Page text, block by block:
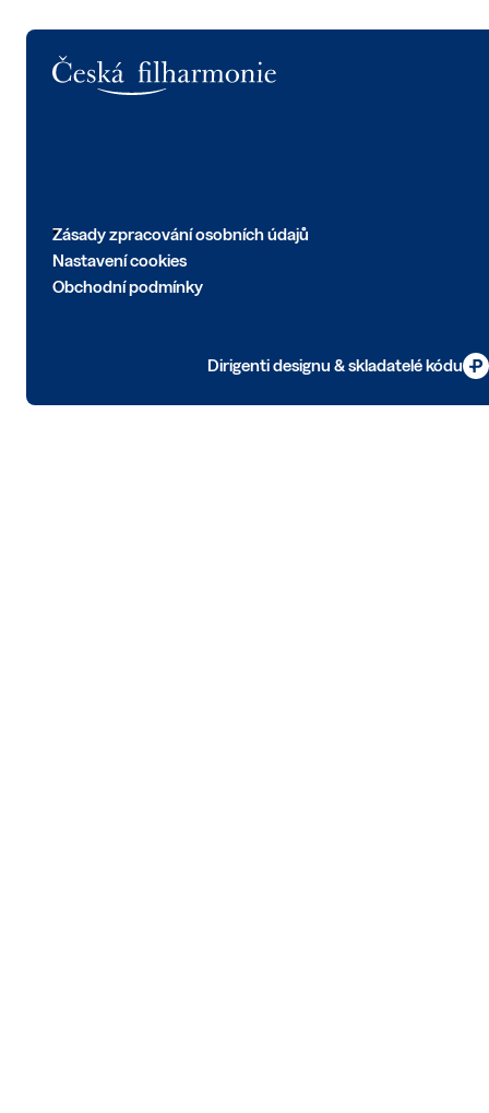
Zásady zpracování osobních údajů
Nastavení cookies
Obchodní podmínky
Dirigenti designu & skladatelé kódu